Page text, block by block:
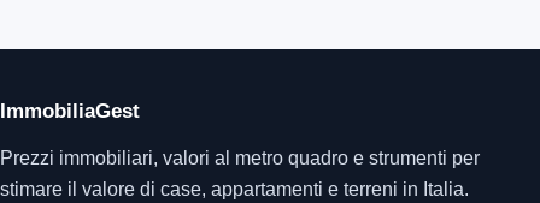
ImmobiliaGest
Prezzi immobiliari, valori al metro quadro e strumenti per
stimare il valore di case, appartamenti e terreni in Italia.